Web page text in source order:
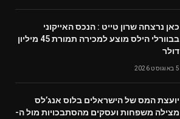
‬דולר
5 באוגוסט 2026
‬מצילה‭ ‬משפחות‭ ‬ועסקים‭ ‬מהסתבכויות‭ ‬מול‭ ‬ה-